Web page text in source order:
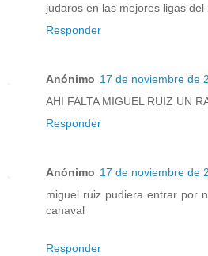
judaros en las mejores ligas del
Responder
Anónimo 17 de noviembre de
AHI FALTA MIGUEL RUIZ UN
Responder
Anónimo 17 de noviembre de
miguel ruiz pudiera entrar por
canaval
Responder